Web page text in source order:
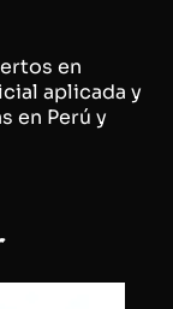
en
aplicada y
en Perú y